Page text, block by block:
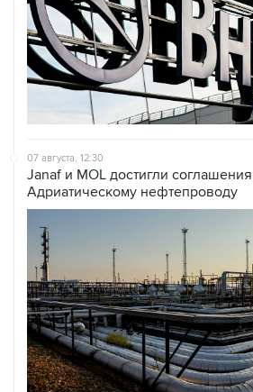
07 августа, 12:30
Janaf и MOL достигли
Адриатическому нефтепроводу